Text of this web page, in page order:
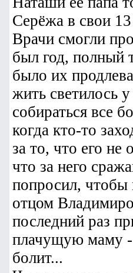
Серёжа в свои
Врачи смогли
был год, полный
было их
жить светилось
собираться все
когда кто-то
за то, что его не
что за него
попросил, чтобы
отцом
последний раз
плачущую маму -
болит...